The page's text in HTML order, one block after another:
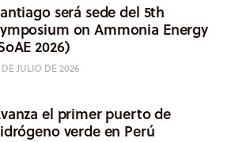
será sede del 5th
on Ammonia Energy
2026)
DE JULIO DE 2026
el primer puerto de
verde en Perú